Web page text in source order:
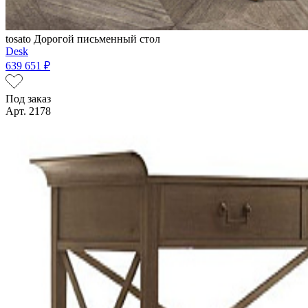
tosato Дорогой письменный стол
Desk
639 651 ₽
Под заказ
Арт. 2178